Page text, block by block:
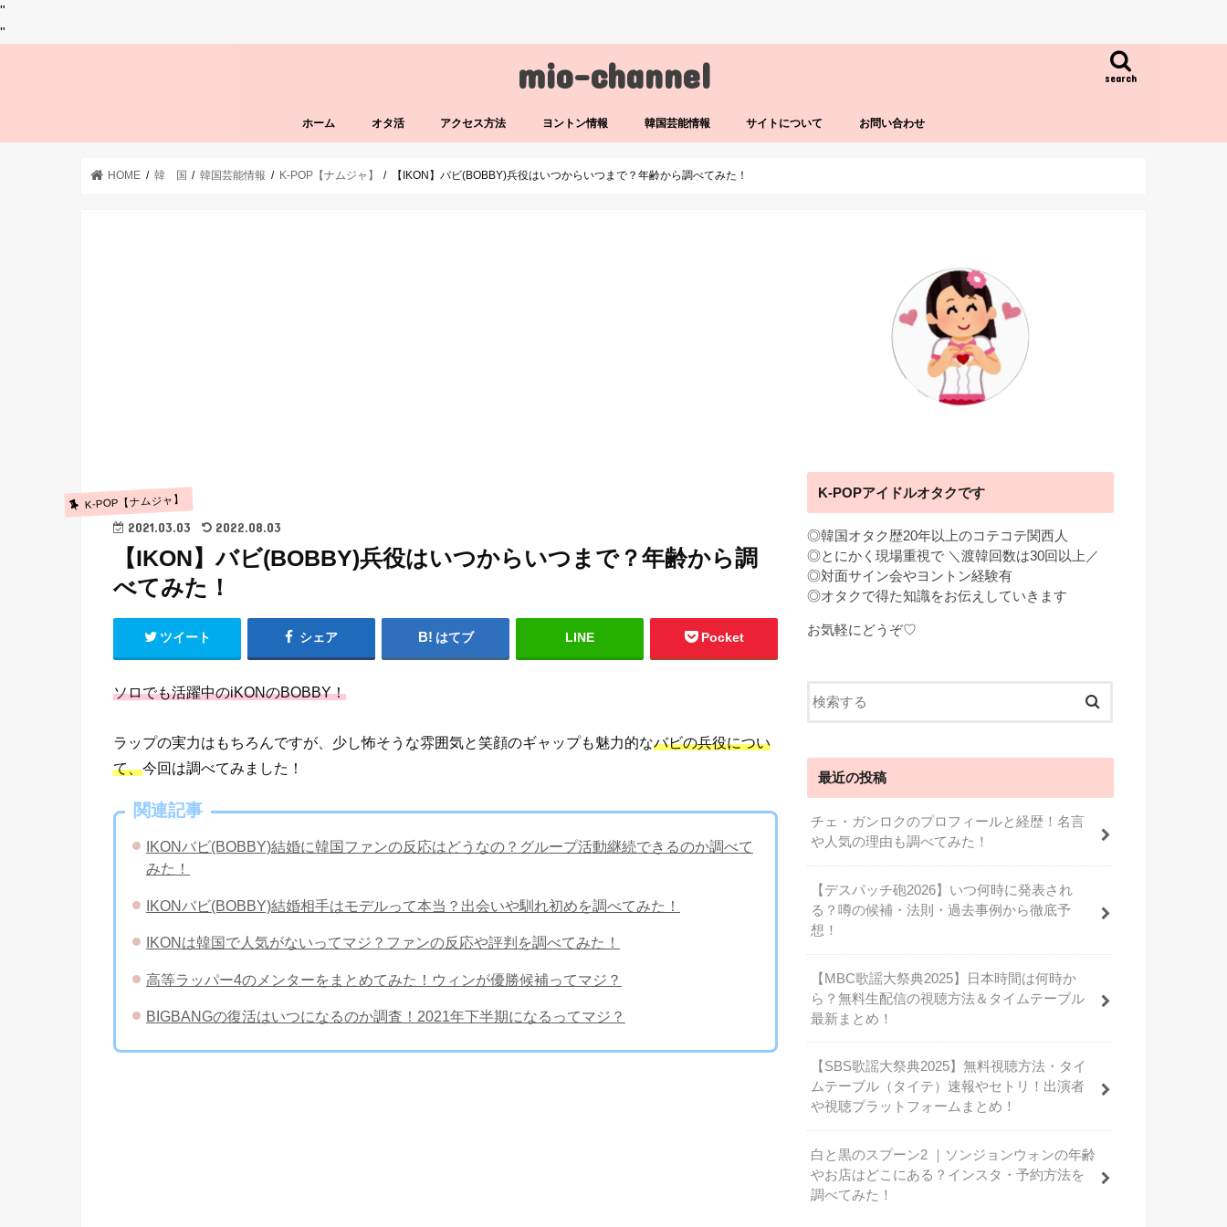
"
"
mio-channel search
ホーム オタ活 アクセス方法 ヨントン情報 韓国芸能情報 サイトについて お問い合わせ
HOME 韓 国 韓国芸能情報 K-POP【ナムジャ】 【IKON】バビ(BOBBY)兵役はいつからいつまで？年齢から調べてみた！
K-POP【ナムジャ】
2021.03.03 2022.08.03
【IKON】バビ(BOBBY)兵役はいつからいつまで？年齢から調
べてみた！
ツイート シェア はてブ LINE Pocket
ソロでも活躍中のiKONのBOBBY！
ラップの実力はもちろんですが、少し怖そうな雰囲気と笑顔のギャップも魅力的なバビの兵役につい
て、今回は調べてみました！
関連記事
IKONバビ(BOBBY)結婚に韓国ファンの反応はどうなの？グループ活動継続できるのか調べて
みた！
IKONバビ(BOBBY)結婚相手はモデルって本当？出会いや馴れ初めを調べてみた！
IKONは韓国で人気がないってマジ？ファンの反応や評判を調べてみた！
高等ラッパー4のメンターをまとめてみた！ウィンが優勝候補ってマジ？
BIGBANGの復活はいつになるのか調査！2021年下半期になるってマジ？
K-POPアイドルオタクです
◎韓国オタク歴20年以上のコテコテ関西人
◎とにかく現場重視で ＼渡韓回数は30回以上／
◎対面サイン会やヨントン経験有
◎オタクで得た知識をお伝えしていきます
お気軽にどうぞ♡
最近の投稿
チェ・ガンロクのプロフィールと経歴！名言
や人気の理由も調べてみた！
【デスパッチ砲2026】いつ何時に発表され
る？噂の候補・法則・過去事例から徹底予
想！
【MBC歌謡大祭典2025】日本時間は何時か
ら？無料生配信の視聴方法＆タイムテーブル
最新まとめ！
【SBS歌謡大祭典2025】無料視聴方法・タイ
ムテーブル（タイテ）速報やセトリ！出演者
や視聴プラットフォームまとめ！
白と黒のスプーン2 ｜ソンジョンウォンの年齢
やお店はどこにある？インスタ・予約方法を
調べてみた！